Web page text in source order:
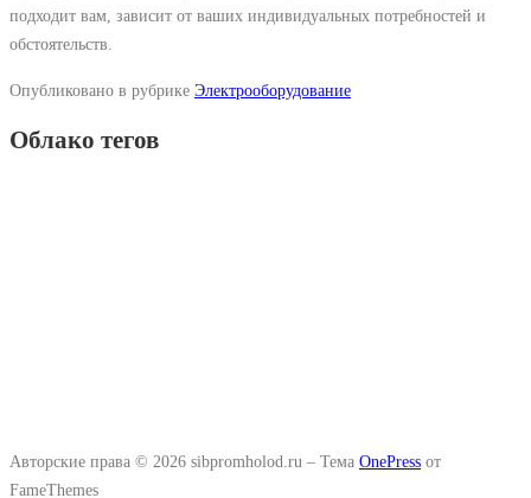
подходит вам, зависит от ваших индивидуальных потребностей и
обстоятельств.
Опубликовано в рубрике Электрооборудование
Облако тегов
Авторские права © 2026 sibpromholod.ru – Тема OnePress от
FameThemes